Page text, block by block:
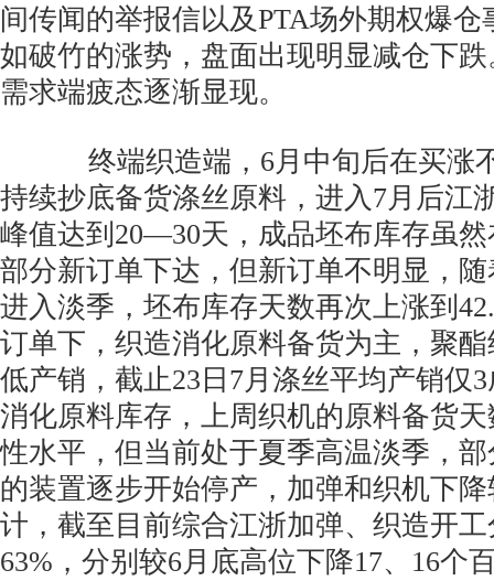
间传闻的举报信以及PTA场外期权爆
如破竹的涨势，盘面出现明显减仓下
需求端疲态逐渐显现。
终端织造端，6月中旬后在买涨不
持续抄底备货涤丝原料，进入7月后江
峰值达到20—30天，成品坯布库存虽
部分新订单下达，但新订单不明显，
进入淡季，坯布库存天数再次上涨到
订单下，织造消化原料备货为主，聚
低产销，截止23日7月涤丝平均产销仅
消化原料库存，上周织机的原料备货
性水平，但当前处于夏季高温淡季，
的装置逐步开始停产，加弹和织机下
计，截至目前综合江浙加弹、织造开工
63%，分别较6月底高位下降17、16个